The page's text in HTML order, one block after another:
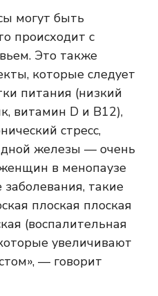
могут быть
происходит с
Это также
которые следует
питания (низкий
витамин D и B12),
стресс,
железы — очень
в менопаузе
такие
плоская плоская
(воспалительная
увеличивают
— говорит